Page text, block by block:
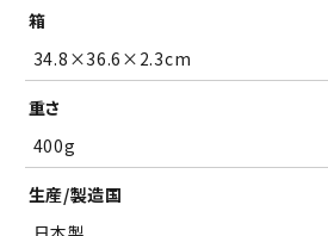
箱
34.8×36.6×2.3cm
重さ
400g
生産/製造国